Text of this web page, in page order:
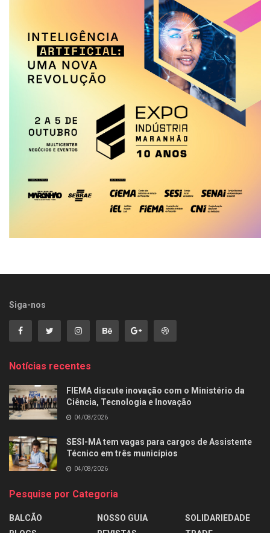
Siga-nos
Notícias recentes
FIEMA discute inovação com o Ministério da
Ciência, Tecnologia e Inovação
04/08/2026
SESI-MA tem vagas para cargos de Assistente
Técnico em três municípios
04/08/2026
Pesquise por Categoria
BALCÃO
NOSSO GUIA
SOLIDARIEDADE